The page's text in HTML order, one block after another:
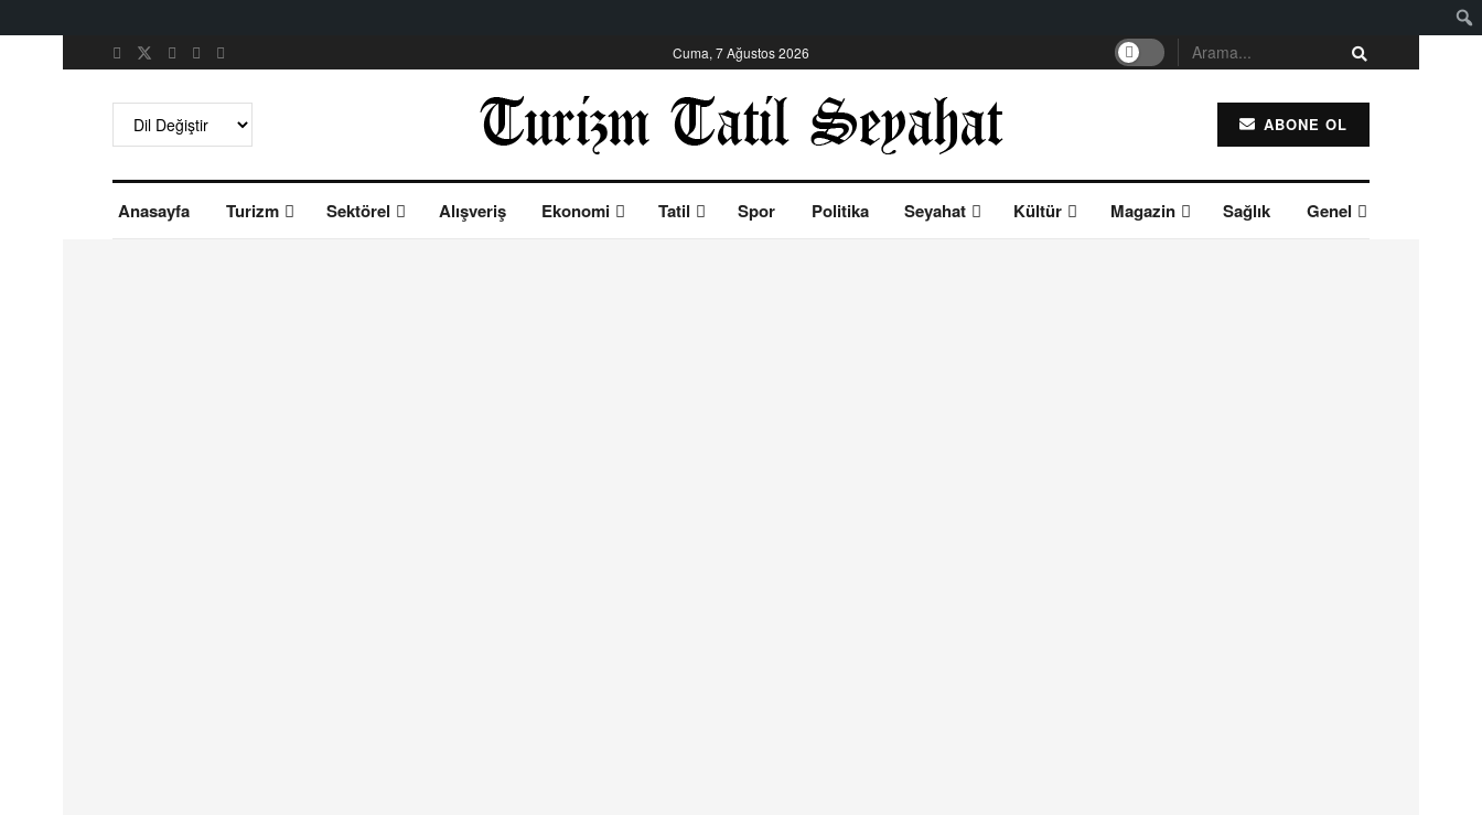
Cuma, 7 Ağustos 2026
ABONE OL
Anasayfa Turizm Sektörel Alışveriş Ekonomi Tatil Spor Politika Seyahat Kültür Magazin Sağlık Genel